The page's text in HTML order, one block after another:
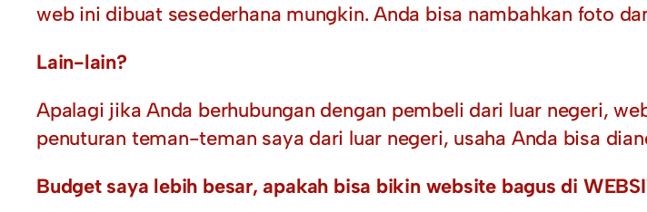
web ini dibuat sesederhana mungkin. Anda bisa nambahkan foto
Lain-lain?
Apalagi jika Anda berhubungan dengan pembeli dari luar negeri,
penuturan teman-teman saya dari luar negeri, usaha Anda bisa
Budget saya lebih besar, apakah bisa bikin website bagus di